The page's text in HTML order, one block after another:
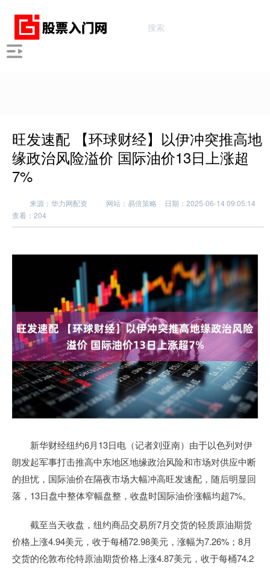
旺发速配 【环球财经】以伊冲突推高地
缘政治风险溢价 国际油价13日上涨超
7%
来源：华力网配资 网站：易倍策略
日期：2025-06-14 09:05:14
查看：204
新华财经纽约6月13日电（记者刘亚南）由于以色列对伊
朗发起军事打击推高中东地区地缘政治风险和市场对供应中断
的担忧，国际油价在隔夜市场大幅冲高旺发速配，随后明显回
落，13日盘中整体窄幅盘整，收盘时国际油价涨幅均超7%。
截至当天收盘，纽约商品交易所7月交货的轻质原油期货
价格上涨4.94美元，收于每桶72.98美元，涨幅为7.26%；8月
交货的伦敦布伦特原油期货价格上涨4.87美元，收于每桶74.2